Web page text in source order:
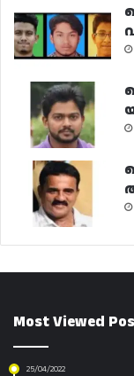
Most Viewed
25/04/2022